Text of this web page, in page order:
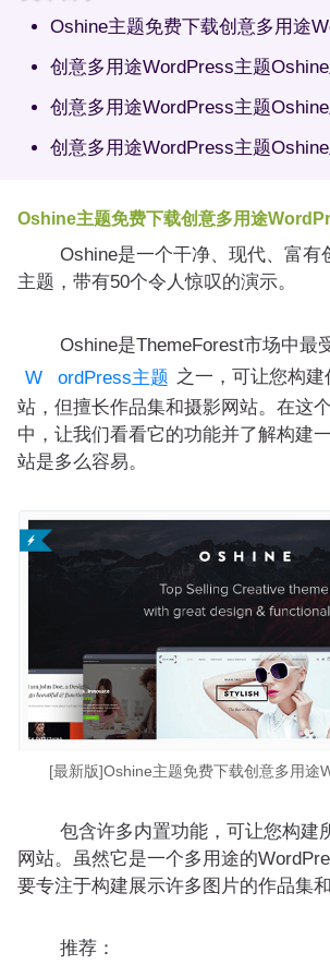
Oshine主题免费下载创意多用途
创意多用途WordPress主题
创意多用途WordPress主题
创意多用途WordPress主题
Oshine主题免费下载创意多用途
Oshine是一个干净、现代、富有
主题，带有50个令人惊叹的演示。
Oshine是ThemeForest市场中最
W
ordPress主题 之一，可让您构建
站，但擅长作品集和摄影网站。在这
中，让我们看看它的功能并了解构建
站是多么容易。
[最新版]Oshine主题免费下载创意多用途
包含许多内置功能，可让您构建
网站。虽然它是一个多用途的
要专注于构建展示许多图片的作品集和
推荐：